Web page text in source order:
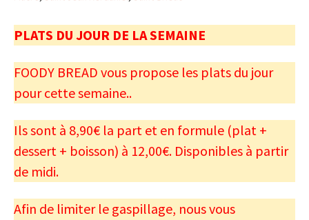
PLATS DU JOUR DE LA SEMAINE
FOODY BREAD vous propose les plats du jour
pour cette semaine..
Ils sont à 8,90€ la part et en formule (plat +
dessert + boisson) à 12,00€. Disponibles à partir
de midi.
Afin de limiter le gaspillage, nous vous